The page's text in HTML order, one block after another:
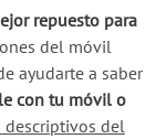
repuesto para
del móvil
ayudarte a saber
con tu móvil o
descriptivos del